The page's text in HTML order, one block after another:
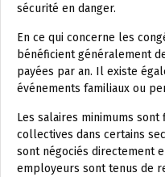
sécurité en danger.
En ce qui concerne les
bénéficient généralement
payées par an. Il existe
événements familiaux ou
Les salaires minimums
collectives dans certains
sont négociés directement
employeurs sont tenus de